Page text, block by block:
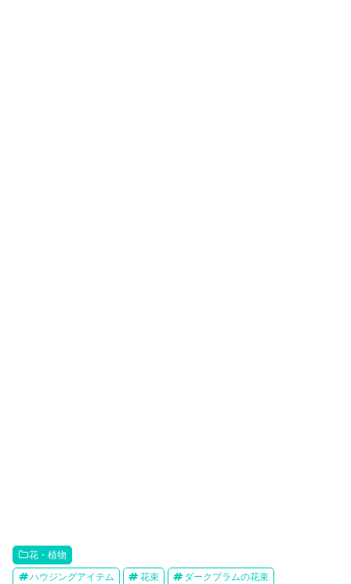
花・植物
ハウジングアイテム 花束 ダークプラムの花束